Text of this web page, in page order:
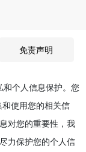
免责声明
和个人信息保护。您
使用您的相关信
对您的重要性，我
力保护您的个人信